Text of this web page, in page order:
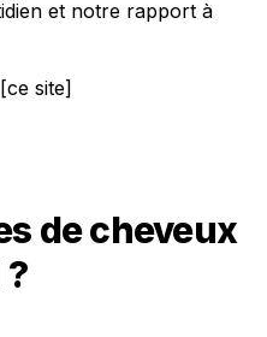
et notre rapport à
site]
de cheveux